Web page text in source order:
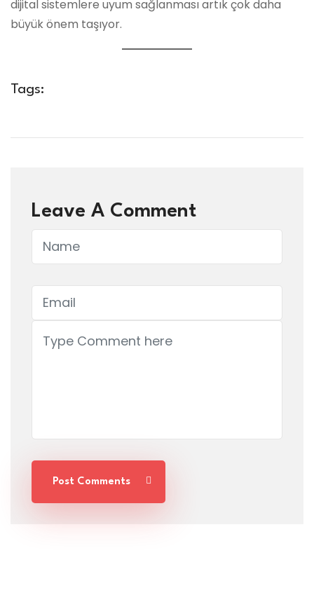
dijital sistemlere uyum sağlanması artık çok daha
büyük önem taşıyor.
Tags:
Leave A Comment
Post Comments